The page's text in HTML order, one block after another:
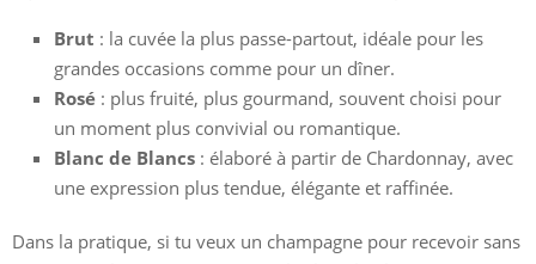
Brut : la cuvée la plus passe-partout, idéale pour les
grandes occasions comme pour un dîner.
Rosé : plus fruité, plus gourmand, souvent choisi pour
un moment plus convivial ou romantique.
Blanc de Blancs : élaboré à partir de Chardonnay, avec
une expression plus tendue, élégante et raffinée.
Dans la pratique, si tu veux un champagne pour recevoir sans